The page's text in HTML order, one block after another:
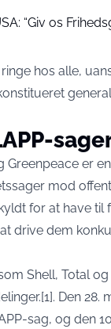
“Giv os
hos alle,
er
mod
for at have til
drive dem
Shell, Total
Den 28.
sag, og den